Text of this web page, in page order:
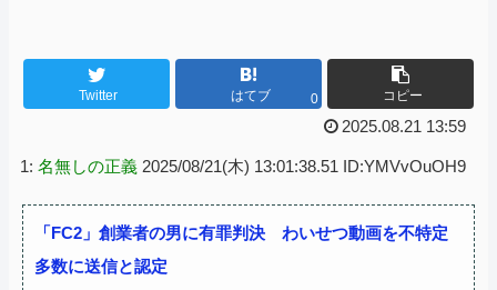
Twitter はてブ 0 コピー
2025.08.21 13:59
1: 名無しの正義 2025/08/21(木) 13:01:38.51 ID:YMVvOuOH9
「FC2」創業者の男に有罪判決 わいせつ動画を不特定
多数に送信と認定